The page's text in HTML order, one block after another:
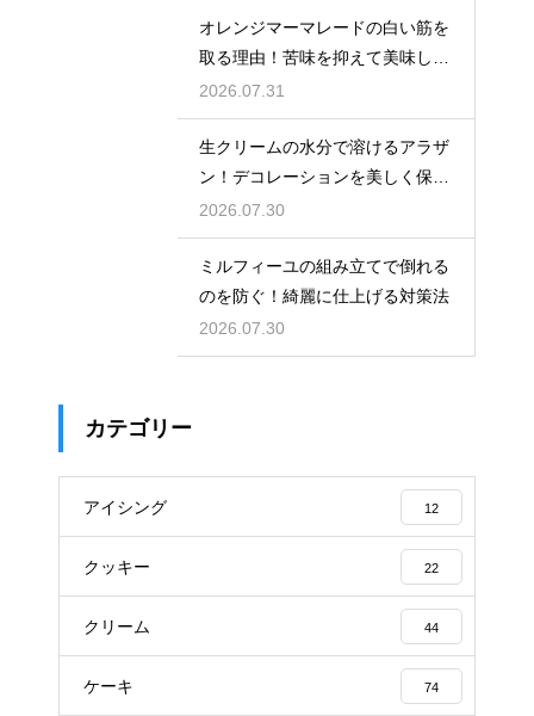
オレンジマーマレードの白い筋を
取る理由！苦味を抑えて美味しい
ジャムに仕上げる
2026.07.31
生クリームの水分で溶けるアラザ
ン！デコレーションを美しく保つ
ための飾るタイミングとコツ
2026.07.30
ミルフィーユの組み立てで倒れる
のを防ぐ！綺麗に仕上げる対策法
2026.07.30
カテゴリー
アイシング 12
クッキー 22
クリーム 44
ケーキ 74